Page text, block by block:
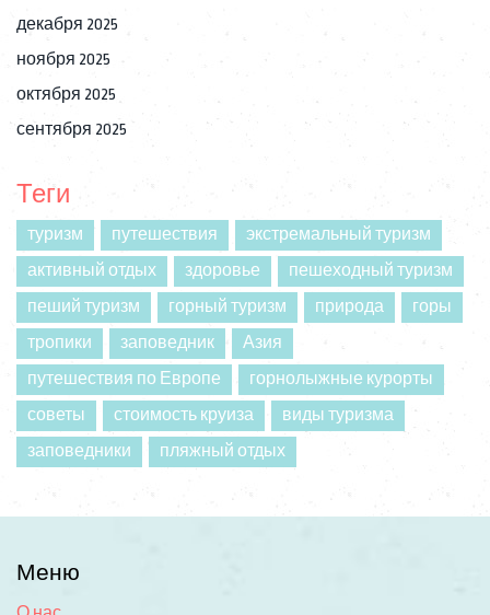
декабря 2025
ноября 2025
октября 2025
сентября 2025
Теги
туризм путешествия
экстремальный туризм
активный отдых
здоровье
пешеходный туризм
пеший туризм
горный туризм природа
горы
тропики
заповедник
Азия
путешествия по Европе
горнолыжные курорты
советы
стоимость круиза
виды туризма
заповедники
пляжный отдых
Меню